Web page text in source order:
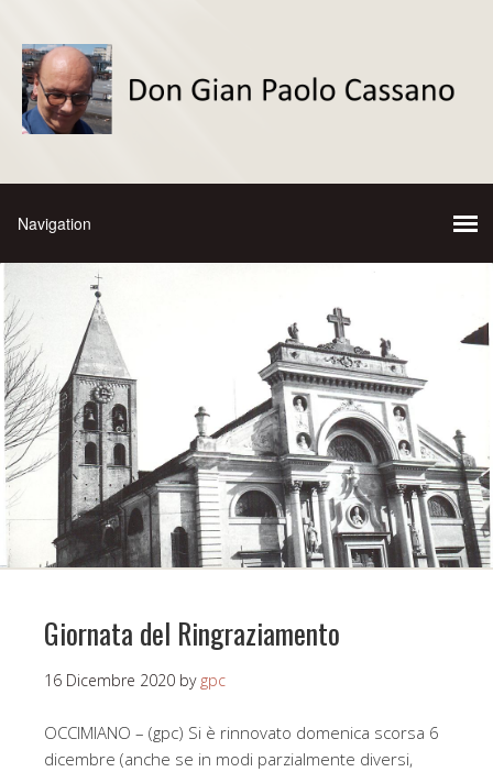
Giornata del Ringraziamento
16 Dicembre 2020 by gpc
OCCIMIANO – (gpc) Si è rinnovato domenica scorsa 6
dicembre (anche se in modi parzialmente diversi,